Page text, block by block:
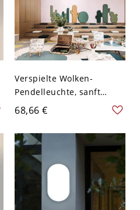
Verspielte Wolken-
Pendelleuchte, sanft
schwebende Hängelampe
für Kinderzimmer &
Schlafzimmer - 110V-120V
68,66 €